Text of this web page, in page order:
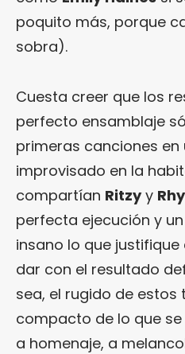
poquito más, porque
sobra).
Cuesta creer que los
perfecto ensamblaje
primeras canciones en
improvisado en la
compartían Ritzyy
perfecta ejecución y
insano lo que
dar con el resultado
sea, el rugido de
compacto de lo que
a homenaje, a